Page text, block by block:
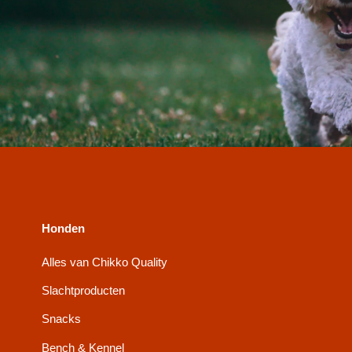
Honden
Alles van Chikko Quality
Slachtproducten
Snacks
Bench & Kennel